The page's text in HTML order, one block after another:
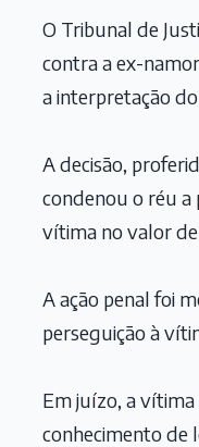
O Tribunal de
contra a ex-
a interpretação
A decisão,
condenou o réu a
vítima no valor de
A ação penal foi
perseguição à
Em juízo, a
conhecimento de